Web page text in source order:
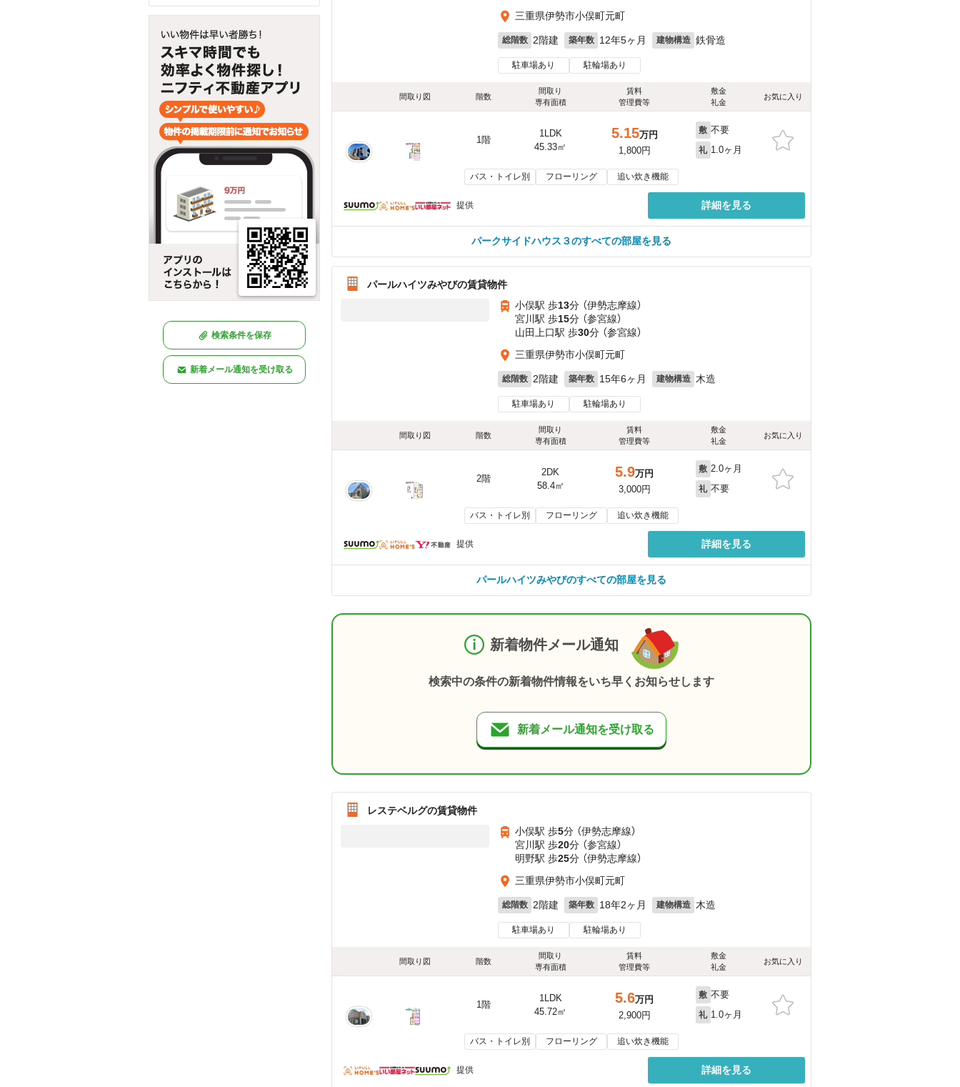
検索条件を保存
新着メール通知を受け取る
三重県伊勢市小俣町元町
総階数 2階建 築年数 12年5ヶ月 建物構造 鉄骨造
駐車場あり 駐輪場あり
間取り図 階数
間取り
専有面積
賃料
管理費等
敷金
礼金
お気に入り
1階
1LDK
45.33㎡
5.15万円
1,800円
敷 不要
礼 1.0ヶ月
バス・トイレ別 フローリング 追い炊き機能
提供 詳細を見る
パークサイドハウス３のすべての部屋を見る
パールハイツみやびの賃貸物件
小俣駅 歩13分 （伊勢志摩線）
宮川駅 歩15分 （参宮線）
山田上口駅 歩30分 （参宮線）
三重県伊勢市小俣町元町
総階数 2階建 築年数 15年6ヶ月 建物構造 木造
駐車場あり 駐輪場あり
間取り図 階数
間取り
専有面積
賃料
管理費等
敷金
礼金
お気に入り
2階
2DK
58.4㎡
5.9万円
3,000円
敷 2.0ヶ月
礼 不要
バス・トイレ別 フローリング 追い炊き機能
提供 詳細を見る
パールハイツみやびのすべての部屋を見る
新着物件メール通知
検索中の条件の新着物件情報をいち早くお知らせします
新着メール通知を受け取る
レステベルグの賃貸物件
小俣駅 歩5分 （伊勢志摩線）
宮川駅 歩20分 （参宮線）
明野駅 歩25分 （伊勢志摩線）
三重県伊勢市小俣町元町
総階数 2階建 築年数 18年2ヶ月 建物構造 木造
駐車場あり 駐輪場あり
間取り図 階数
間取り
専有面積
賃料
管理費等
敷金
礼金
お気に入り
1階
1LDK
45.72㎡
5.6万円
2,900円
敷 不要
礼 1.0ヶ月
バス・トイレ別 フローリング 追い炊き機能
提供 詳細を見る